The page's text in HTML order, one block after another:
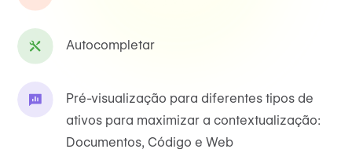
Autocompletar
Pré-visualização para diferentes tipos de
ativos para maximizar a contextualização:
Documentos, Código e Web